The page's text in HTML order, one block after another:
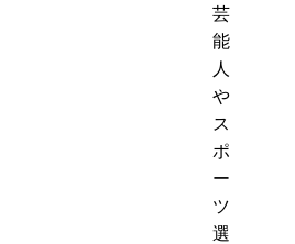
芸
能
人
や
ス
ポ
ー
ツ
選